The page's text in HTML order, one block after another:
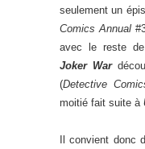
seulement un
Comics Annual
avec le reste
Joker War
(Detective
moitié fait suite à
Il convient donc